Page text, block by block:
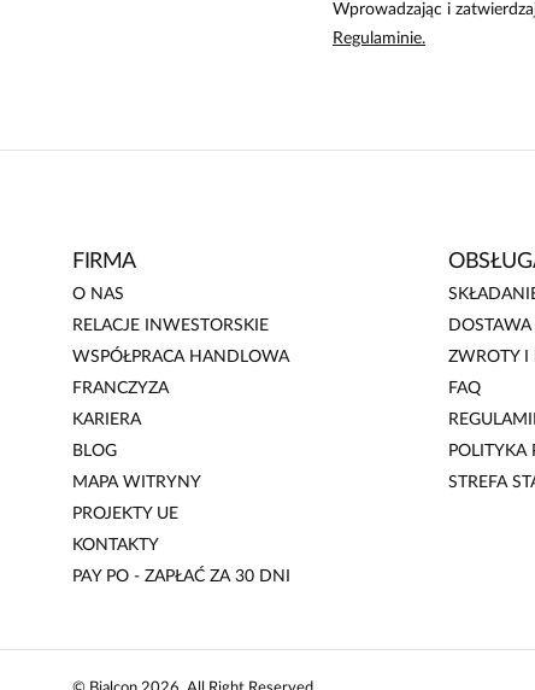
Wprowadzając i
Regulaminie.
FIRMA
O NAS
RELACJE INWESTORSKIE
WSPÓŁPRACA HANDLOWA
FRANCZYZA
KARIERA
BLOG
MAPA WITRYNY
PROJEKTY UE
KONTAKTY
PAY PO - ZAPŁAĆ ZA 30 DNI
DOSTAWA
ZWROTY I
FAQ
POLITYKA
STREFA